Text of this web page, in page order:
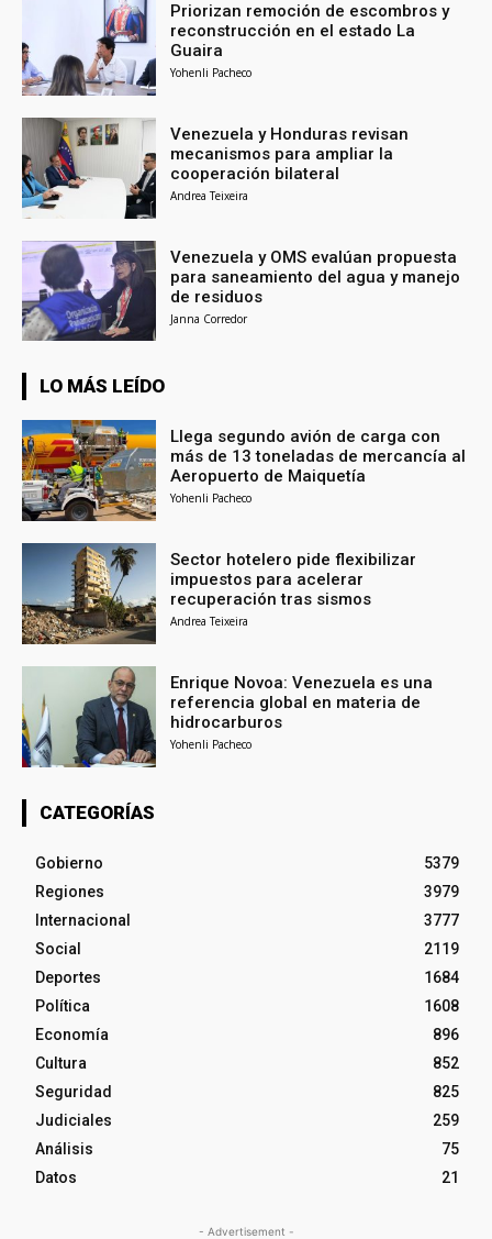
Priorizan remoción de escombros y
reconstrucción en el estado La
Guaira
Yohenli Pacheco
Venezuela y Honduras revisan
mecanismos para ampliar la
cooperación bilateral
Andrea Teixeira
Venezuela y OMS evalúan propuesta
para saneamiento del agua y manejo
de residuos
Janna Corredor
LO MÁS LEÍDO
Llega segundo avión de carga con
más de 13 toneladas de mercancía al
Aeropuerto de Maiquetía
Yohenli Pacheco
Sector hotelero pide flexibilizar
impuestos para acelerar
recuperación tras sismos
Andrea Teixeira
Enrique Novoa: Venezuela es una
referencia global en materia de
hidrocarburos
Yohenli Pacheco
CATEGORÍAS
Gobierno
5379
Regiones
3979
Internacional
3777
Social
2119
Deportes
1684
Política
1608
Economía
896
Cultura
852
Seguridad
825
Judiciales
259
Análisis
75
Datos
21
- Advertisement -